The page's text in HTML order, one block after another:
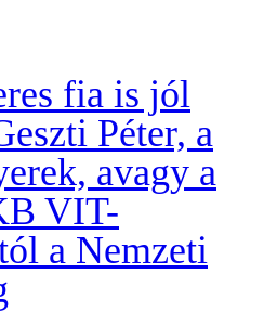
fia is jól
Péter, a
avagy a
VIT-
a Nemzeti